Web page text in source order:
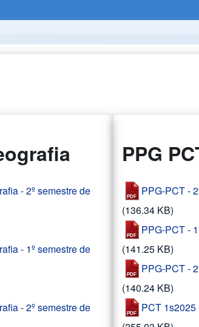
- 2º semestre de
- 1º semestre de
- 2º semestre de
PPG
PPG-PCT -
(136.34 KB)
PPG-PCT -
(141.25 KB)
PPG-PCT -
(140.24 KB)
PCT 1s2025